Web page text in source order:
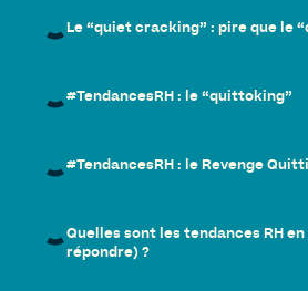
Le “quiet cracking” : pire que le
#TendancesRH : le “quittoking”
#TendancesRH : le Revenge
Quelles sont les tendances RH
répondre) ?